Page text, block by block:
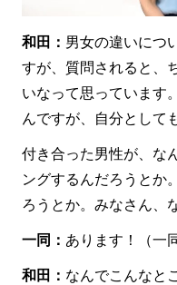
和田： 男女の違いにつ
すが、質問されると、
いなって思っています
んですが、自分として
付き合った男性が、な
ングするんだろうとか
ろうとか。みなさん、
一同： あります！（一
和田： なんでこんなと